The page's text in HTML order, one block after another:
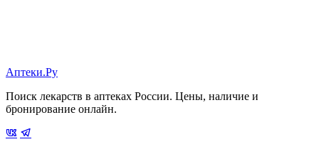
Аптеки.Ру
Поиск лекарств в аптеках России. Цены, наличие и
бронирование онлайн.